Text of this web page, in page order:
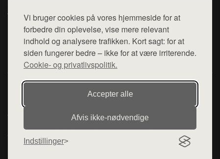
Vi bruger cookies på vores hjemmeside for at
forbedre din oplevelse, vise mere relevant
indhold og analysere trafikken. Kort sagt: for at
siden fungerer bedre – ikke for at være irriterende.
Cookie- og privatlivspolitik.
Accepter alle
Afvis ikke‑nødvendige
Indstillinger
Top Rabatter
Kontakt
Mail: hej@want.dk
Cookie- og privatlivspolitik
Denne side er en del af want.dk, der udgiver en række
hjemmesider med præsentation af forskellige produkter fra
diverse webshops. Der sælges ikke varer fra denne side - vi
henviser til de shops, som sælger varen. Vi har heller ikke
varerne på lager.